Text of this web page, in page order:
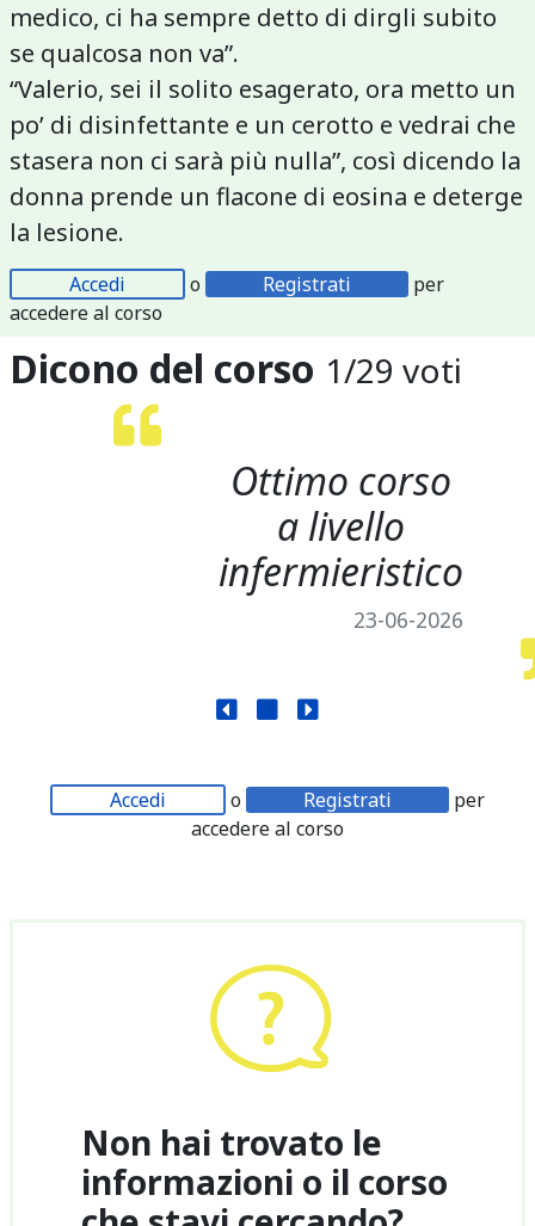
medico, ci ha sempre detto di dirgli subito
se qualcosa non va”.
“Valerio, sei il solito esagerato, ora metto un
po’ di disinfettante e un cerotto e vedrai che
stasera non ci sarà più nulla”, così dicendo la
donna prende un flacone di eosina e deterge
la lesione.
Accedi o Registrati
per
accedere al corso
Dicono del corso 1/29 voti
Ottimo corso
a livello
infermieristico
23-06-2026
Accedi o Registrati
per
accedere al corso
Non hai trovato le
informazioni o il corso